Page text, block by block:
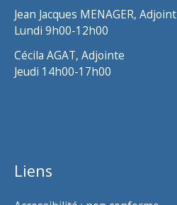
Jean Jacques MENAGER, Adjoint
Lundi 9h00-12h00
Cécila AGAT, Adjointe
Jeudi 14h00-17h00
Liens